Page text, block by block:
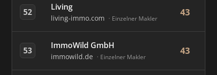
52 Living
living-immo.com Einzelner Makler
43
53 ImmoWild GmbH
immowild.de Einzelner Makler
43